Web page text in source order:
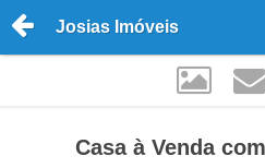
Josias Imóveis
Casa à Venda